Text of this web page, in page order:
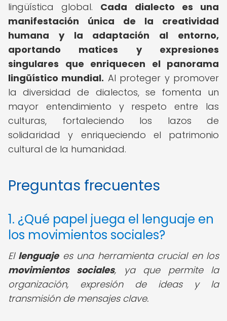
lingüística global. Cada dialecto es una
manifestación única de la creatividad
humana y la adaptación al entorno,
aportando matices y expresiones
singulares que enriquecen el panorama
lingüístico mundial. Al proteger y promover
la diversidad de dialectos, se fomenta un
mayor entendimiento y respeto entre las
culturas, fortaleciendo los lazos de
solidaridad y enriqueciendo el patrimonio
cultural de la humanidad.
Preguntas frecuentes
1. ¿Qué papel juega el lenguaje en
los movimientos sociales?
El lenguajees una herramienta crucial en los
movimientos sociales, ya que permite la
organización, expresión de ideas y la
transmisión de mensajes clave.